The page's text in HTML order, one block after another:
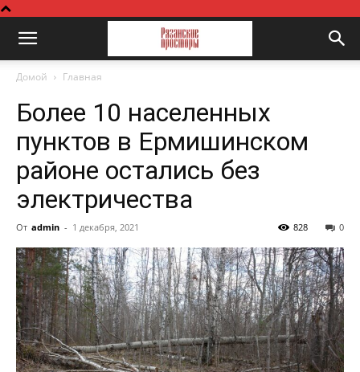
Домой Главная
Более 10 населенных
пунктов в Ермишинском
районе остались без
электричества
От admin - 1 декабря, 2021 0
828